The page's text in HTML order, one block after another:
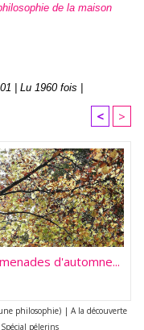
de la maison
| Lu 1960 fois |
< >
d'automne...
philosophie) | A la découverte
Spécial pélerins